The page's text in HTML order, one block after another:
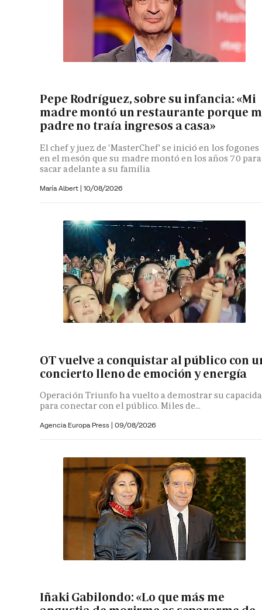
Pepe Rodríguez, sobre su infancia: «Mi
madre montó un restaurante porque
padre no traía ingresos a casa»
El chef y juez de 'MasterChef' se inició en los fogones
en el mesón que su madre montó en los años 70 para
sacar adelante a su familia
María Albert | 10/08/2026
OT vuelve a conquistar al público con
concierto lleno de emoción y energía
Operación Triunfo ha vuelto a demostrar su
para conectar con el público. Miles de...
Agencia Europa Press | 09/08/2026
Iñaki Gabilondo: «Lo que más me